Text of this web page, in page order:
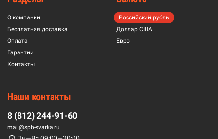
О компании
Бесплатная доставка
Оплата
Гарантии
Контакты
Российский рубль
Доллар США
Евро
Наши контакты
8 (812) 244-91-60
mail@spb-svarka.ru